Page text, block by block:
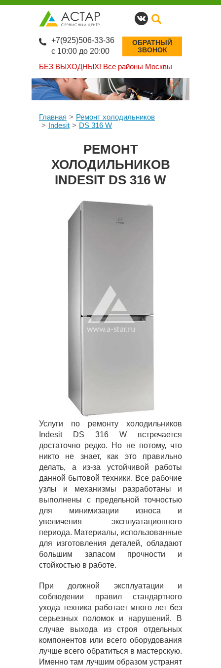
БЕЗ ВЫХОДНЫХ! Все районы Москвы
+7(925)506-33-36
с 10:00 до 20:00
ОБРАТНЫЙ
ЗВОНОК
Главная
Ремонт холодильников
Indesit
DS 316 W
РЕМОНТ
ХОЛОДИЛЬНИКОВ
INDESIT DS 316 W
Услуги по ремонту холодильников
Indesit DS 316 W встречается
достаточно редко. Но не потому, что
никто не знает, как это правильно
делать, а из-за устойчивой работы
данной бытовой техники. Все рабочие
узлы и механизмы разработаны и
выполнены с предельной точностью
для минимизации износа и
увеличения эксплуатационного
периода. Материалы, использованные
для изготовления деталей, обладают
большим запасом прочности и
стойкостью в работе.
При должной эксплуатации и
соблюдении правил стандартного
ухода техника работает много лет без
серьезных поломок и нарушений. В
случае выхода из строя отдельных
компонентов или всего оборудования
лучше всего обратиться в мастерскую.
Именно там лучшим образом устранят